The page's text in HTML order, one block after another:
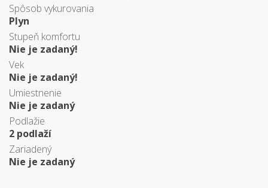
Spôsob vykurovania
Plyn
Stupeň komfortu
Nie je zadaný!
Vek
Nie je zadaný!
Umiestnenie
Nie je zadaný
Podlažie
2 podlaží
Zariadený
Nie je zadaný